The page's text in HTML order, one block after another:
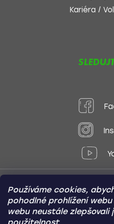
Používáme cookies,
pohodlné prohlížení
webu neustále zlepšovali
Kariéra /
Online